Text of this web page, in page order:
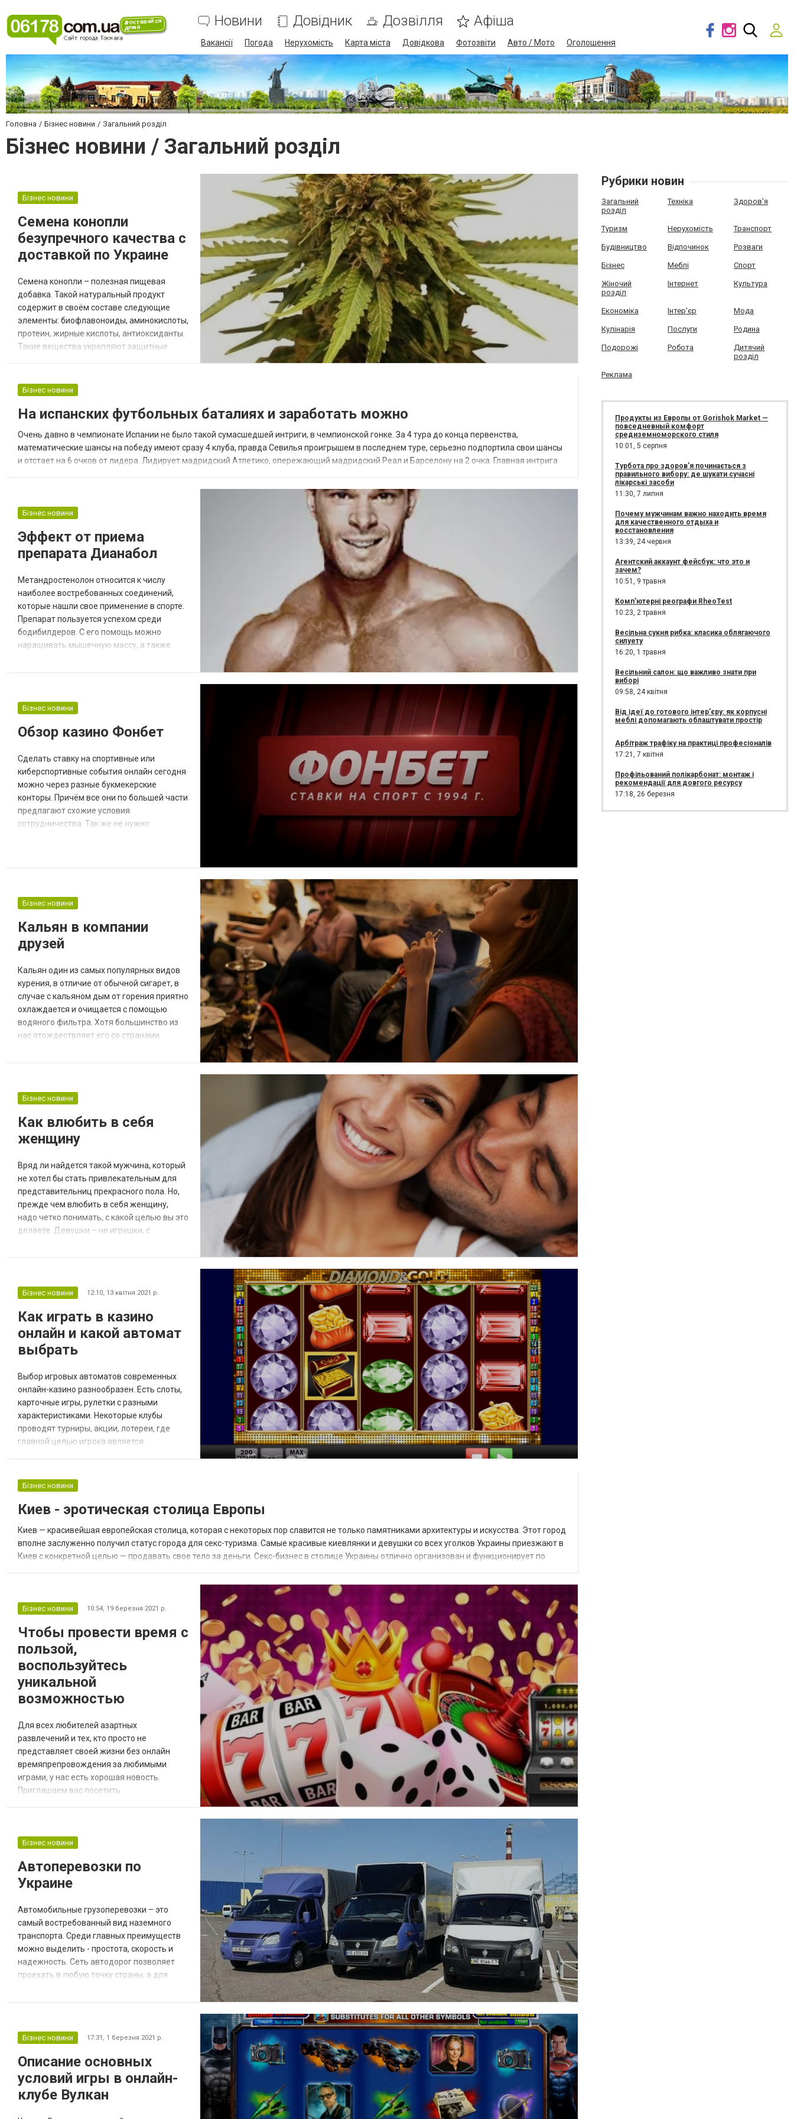
Новини Довідник Дозвілля Афіша
Вакансії Погода Нерухомість Карта міста Довідкова Фотозвіти Авто / Мото Оголошення
Головна Бізнес новини Загальний розділ
Бізнес новини / Загальний розділ
Бізнес новини
Семена конопли
безупречного качества с
доставкой по Украине
Семена конопли – полезная пищевая
добавка. Такой натуральный продукт
содержит в своём составе следующие
элементы: биофлавоноиды, аминокислоты,
протеин, жирные кислоты, антиоксиданты.
Такие вещества укрепляют защитные
продукцию можно купить через интернет
https://lunaseeds.com/, что очень удобно.
Желательно сотрудничать с надежной
компанией, которая на протяжении многих
лет ведет успешную д...
Бізнес новини
На испанских футбольных баталиях и заработать можно
Очень давно в чемпионате Испании не было такой сумасшедшей интриги, в чемпионской гонке. За 4 тура до конца первенства,
математические шансы на победу имеют сразу 4 клуба, правда Севилья проигрышем в последнем туре, серьезно подпортила свои шансы
и отстает на 6 очков от лидера. Лидирует мадридский Атлетико, опережающий мадридский Реал и Барселону на 2 очка. Главная интрига
Бізнес новини
Эффект от приема
препарата Дианабол
Метандростенолон относится к числу
наиболее востребованных соединений,
которые нашли свое применение в спорте.
Препарат пользуется успехом среди
бодибилдеров. С его помощь можно
наращивать мышечную массу, а также
увеличить мышцы в объеме, а уровень
отката после употребления анаболика
будет умеренным. Ес...
Бізнес новини
Обзор казино Фонбет
Сделать ставку на спортивные или
киберспортивные события онлайн сегодня
можно через разные букмекерские
конторы. Причём все они по большей части
предлагают схожие условия
сотрудничества. Так же не нужно
только проверенные организации. Одной
Бізнес новини
Кальян в компании
друзей
Кальян один из самых популярных видов
курения, в отличие от обычной сигарет, в
случае с кальяном дым от горения приятно
охлаждается и очищается с помощью
водяного фильтра. Хотя большинство из
нас отождествляет его со странами
популярного в Украине кальяна, создан
компании....
Бізнес новини
Как влюбить в себя
женщину
Вряд ли найдется такой мужчина, который
не хотел бы стать привлекательным для
представительниц прекрасного пола. Но,
прежде чем влюбить в себя женщину,
надо четко понимать, с какой целью вы это
делаете. Девушки – не игрушки, с
случаях проявляйте осторожность.
Бізнес новини 12:10, 13 квітня 2021 р.
Как играть в казино
онлайн и какой автомат
выбрать
Выбор игровых автоматов современных
онлайн-казино разнообразен. Есть слоты,
карточные игры, рулетки с разными
характеристиками. Некоторые клубы
проводят турниры, акции, лотереи, где
главной целью игрока является
проще, ознакомьтесь с его правилами, а
затем пройдите регистрацию и пополните
счет. Предоставленные при регистрации
личные данные позволят обеспечить вашу
безопасность. Тре...
Бізнес новини
Киев - эротическая столица Европы
Киев — красивейшая европейская столица, которая с некоторых пор славится не только памятниками архитектуры и искусства. Этот город
вполне заслуженно получил статус города для секс-туризма. Самые красивые киевлянки и девушки со всех уголков Украины приезжают в
Киев с конкретной целью — продавать свое тело за деньги. Секс-бизнес в столице Украины отлично организован и функционирует по
Бізнес новини 10:54, 19 березня 2021 р.
Чтобы провести время с
пользой,
воспользуйтесь
уникальной
возможностью
Для всех любителей азартных
развлечений и тех, кто просто не
представляет своей жизни без онлайн
времяпрепровождения за любимыми
играми, у нас есть хорошая новость.
Приглашаем вас посетить
сможет найти рейтинг с лучшими онлайн
предложения доступны в данном
рейтинге? В рейтинге ресурса icasino7, что
длит...
Бізнес новини
Автоперевозки по
Украине
Автомобильные грузоперевозки – это
самый востребованный вид наземного
транспорта. Среди главных преимуществ
можно выделить - простота, скорость и
надежность. Сеть автодорог позволяет
проехать в любую точку страны, а для
заказчикам разные виды и условия
транспортно-логистические фирмы, у...
Бізнес новини 17:31, 1 березня 2021 р.
Описание основных
условий игры в онлайн-
клубе Вулкан
Рубрики новин
Загальний
розділ
Техніка Здоров'я
Туризм Нерухомість Транспорт
Будівництво Відпочинок Розваги
Бізнес Меблі Спорт
Жіночий
розділ
Інтернет Культура
Економіка Інтер'єр Мода
Кулінарія Послуги Родина
Подорожі Робота
Дитячий
розділ
Реклама
Продукты из Европы от Gorishok Market —
повседневный комфорт
средиземноморского стиля
10:01, 5 серпня
Турбота про здоров’я починається з
правильного вибору: де шукати сучасні
лікарські засоби
11:30, 7 липня
Почему мужчинам важно находить время
для качественного отдыха и
восстановления
13:39, 24 червня
Агентский аккаунт фейсбук: что это и
зачем?
10:51, 9 травня
Комп'ютерні реографи RheoTest
10:23, 2 травня
Весільна сукня рибка: класика облягаючого
силуету
16:20, 1 травня
Весільний салон: що важливо знати при
виборі
09:58, 24 квітня
Від ідеї до готового інтер’єру: як корпусні
меблі допомагають облаштувати простір
Арбітраж трафіку на практиці професіоналів
17:21, 7 квітня
Профільований полікарбонат: монтаж і
рекомендації для довгого ресурсу
17:18, 26 березня